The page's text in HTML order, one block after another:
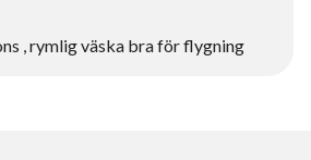
, rymlig väska bra för flygning